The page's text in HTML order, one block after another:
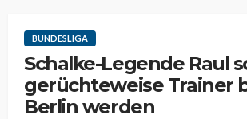
BUNDESLIGA
Schalke-Legende Raul
gerüchteweise Trainer
Berlin werden